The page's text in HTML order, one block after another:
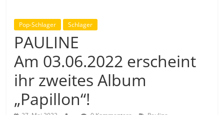
Pop-Schlager Schlager
PAULINE
Am 03.06.2022 erscheint
ihr zweites Album
„Papillon“!